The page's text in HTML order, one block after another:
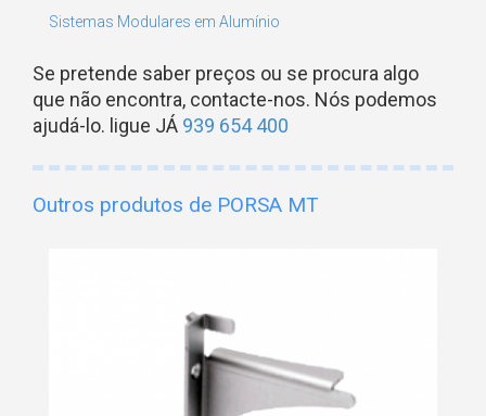
Sistemas Modulares em Alumínio
Se pretende saber preços ou se procura algo
que não encontra, contacte-nos. Nós podemos
ajudá-lo. ligue JÁ 939 654 400
Outros produtos de PORSA MT